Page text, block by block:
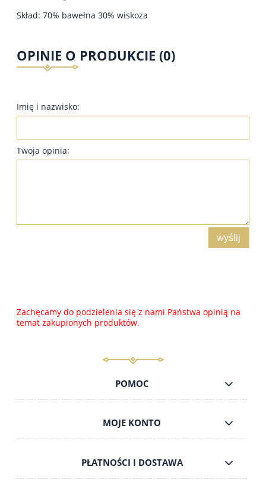
Skład: 70% bawełna 30% wiskoza
OPINIE O PRODUKCIE (0)
Imię i nazwisko:
Twoja opinia:
wyślij
Zachęcamy do podzielenia się z nami Państwa opinią na
temat zakupionych produktów.
POMOC
MOJE KONTO
PŁATNOŚCI I DOSTAWA